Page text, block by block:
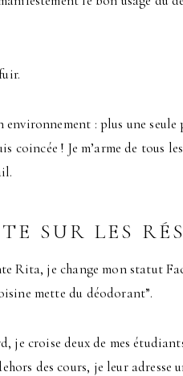
environnement : plus une
coincée ! Je m’arme de tous
SUR LES
Rita, je change mon statut
mette du déodorant”.
croise deux de mes
des cours, je leur adresse